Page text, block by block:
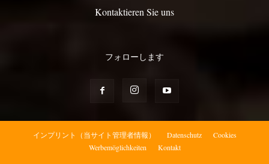
Kontaktieren Sie uns
フォローします
インプリント（当サイト管理者情報） Datenschutz
Cookies
Werbemöglichkeiten
Kontakt